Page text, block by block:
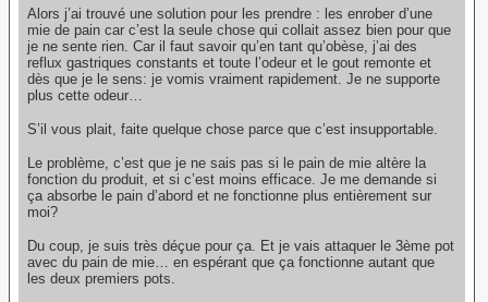
Alors j’ai trouvé une solution pour les prendre : les enrober d’une
mie de pain car c’est la seule chose qui collait assez bien pour que
je ne sente rien. Car il faut savoir qu’en tant qu’obèse, j’ai des
reflux gastriques constants et toute l’odeur et le gout remonte et
dès que je le sens: je vomis vraiment rapidement. Je ne supporte
plus cette odeur…
S’il vous plait, faite quelque chose parce que c’est insupportable.
Le problème, c’est que je ne sais pas si le pain de mie altère la
fonction du produit, et si c’est moins efficace. Je me demande si
ça absorbe le pain d’abord et ne fonctionne plus entièrement sur
moi?
Du coup, je suis très déçue pour ça. Et je vais attaquer le 3ème pot
avec du pain de mie… en espérant que ça fonctionne autant que
les deux premiers pots.